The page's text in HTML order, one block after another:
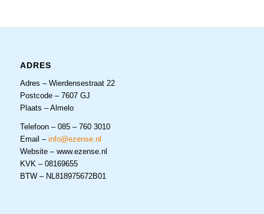
ADRES
Adres – Wierdensestraat 22
Postcode – 7607 GJ
Plaats – Almelo
Telefoon – 085 – 760 3010
Email – info@ezense.nl
Website – www.ezense.nl
KVK – 08169655
BTW – NL818975672B01